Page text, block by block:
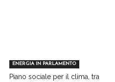
ENERGIA IN PARLAMENTO
Piano sociale per il clima, tra